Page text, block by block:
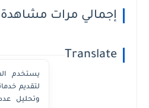
إجمالي مرات
Translate
يستخدم
وتحليل